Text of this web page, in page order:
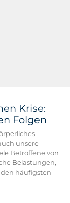
Krise:
Folgen
unsere
Betroffene von
Belastungen,
häufigsten